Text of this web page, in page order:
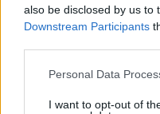
also be disclosed by us to
Downstream Participants
Please note that this
not limited to your visit or
Personal Data
I want to opt-out of
krikelατος και cia ε.ε.
μιλαγες γερμανικα